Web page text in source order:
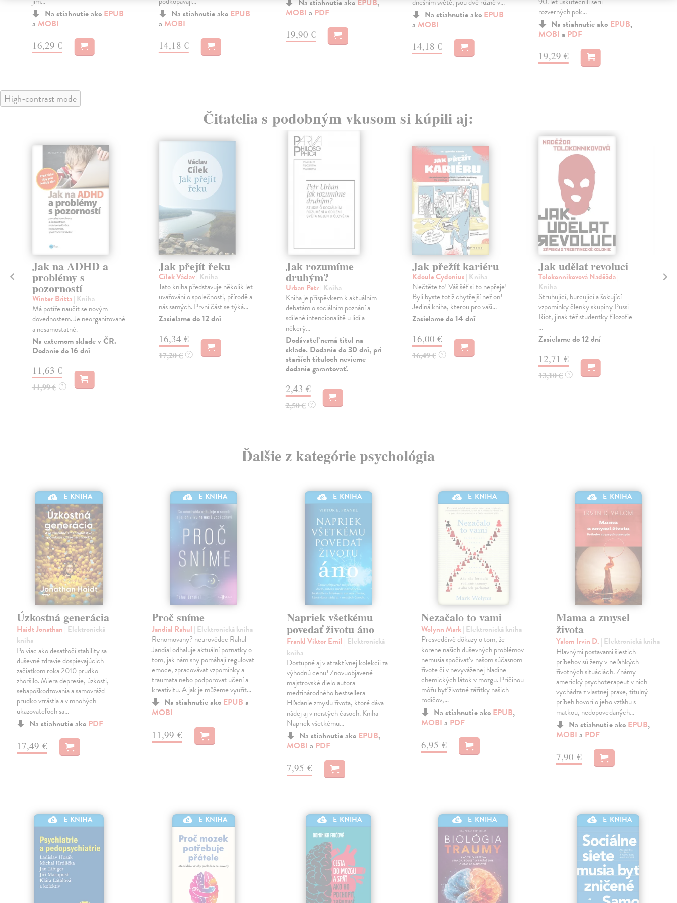
Na stiahnutie ako EPUB
a MOBI
16,29 €
Na stiahnutie ako EPUB
a MOBI
14,18 €
Na stiahnutie akoEPUB,
MOBI a PDF
19,90 €
Na stiahnutie ako EPUB
a MOBI
14,18 €
rozverných pok...
Na stiahnutie ako EPUB,
MOBI a PDF
19,29 €
High-contrast mode
Čitatelia s podobným vkusom si kúpili aj:
Jak na ADHD a
problémy s
pozorností
Winter Britta| Kniha
Má potíže naučit se novým
dovednostem. Je neorganizované
a nesamostatné.
Na externom sklade v ČR.
Dodanie do 16 dní
11,63 €
11,99 € ?
Jak přejít řeku
Cílek Václav| Kniha
Tato kniha představuje několik let
uvažování o společnosti, přírodě a
nás samých. První část se týká...
Zasielame do 12 dní
16,34 €
17,20 € ?
Jak rozumíme
druhým?
Urban Petr| Kniha
Kniha je příspěvkem k aktuálním
debatám o sociálním poznání a
sdílené intencionalitě u lidí a
někerý...
Dodávateľ nemá titul na
sklade. Dodanie do 30 dní, pri
starších tituloch nevieme
dodanie garantovať.
2,43 €
2,50 € ?
Jak přežít kariéru
Kdoule Cydonius| Kniha
Nečtěte to! Váš šéf si to nepřeje!
Byli byste totiž chytřejší než on!
Jediná kniha, kterou pro vaši...
Zasielame do 14 dní
16,00 €
16,49 € ?
Jak udělat revoluci
Tolokonnikovová Naděžda|
Kniha
Struhující, burcující a šokující
vzpomínky členky skupiny Pussi
Riot, jinak též studentky filozofie
...
Zasielame do 12 dní
12,71 €
13,10 € ?
Ďalšie z kategórie psychológia
E-KNIHA
Úzkostná generácia
Haidt Jonathan | Elektronická
kniha
Po viac ako desaťročí stability sa
duševné zdravie dospievajúcich
začiatkom roka 2010 prudko
zhoršilo. Miera depresie, úzkosti,
sebapoškodzovania a samovrážd
prudko vzrástla a v mnohých
ukazovateľoch sa…
Na stiahnutie ako PDF
17,49 €
E-KNIHA
Proč sníme
Jandial Rahul | Elektronická kniha
Renomovany? neurovědec Rahul
Jandial odhaluje aktuální poznatky o
tom, jak nám sny pomáhají regulovat
emoce, zpracovávat vzpomínky a
traumata nebo podporovat učení a
kreativitu. A jak je můžeme využít…
Na stiahnutie ako EPUB a
MOBI
11,99 €
E-KNIHA
Napriek všetkému
povedať životu áno
Frankl Viktor Emil | Elektronická
kniha
Dostupné aj v atraktívnej kolekcii za
výhodnú cenu! Znovuobjavené
majstrovské dielo autora
medzinárodného bestsellera
Hľadanie zmyslu života, ktoré dáva
nádej aj v neistých časoch. Kniha
Napriek všetkému…
Na stiahnutie ako EPUB,
MOBI a PDF
7,95 €
E-KNIHA
Nezačalo to vami
Wolynn Mark| Elektronická kniha
Presvedčivé dôkazy o tom, že
korene našich duševných problémov
nemusia spočívať v našom súčasnom
živote či v nevyváženej hladine
chemických látok v mozgu. Príčinou
môžu byť životné zážitky našich
rodičov,…
Na stiahnutie ako EPUB,
MOBI a PDF
6,95 €
E-KNIHA
Mama a zmysel
života
Yalom Irvin D. | Elektronická kniha
Hlavnými postavami šiestich
príbehov sú ženy v neľahkých
životných situáciách. Známy
americký psychoterapeut v nich
vychádza z vlastnej praxe, titulný
príbeh hovorí o jeho vzťahu s
matkou, nedopovedaných…
Na stiahnutie ako EPUB,
MOBI a PDF
7,90 €
E-KNIHA E-KNIHA E-KNIHA E-KNIHA E-KNIHA